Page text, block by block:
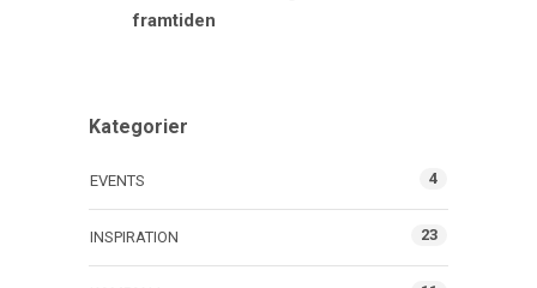
framtiden
Kategorier
EVENTS 4
INSPIRATION 23